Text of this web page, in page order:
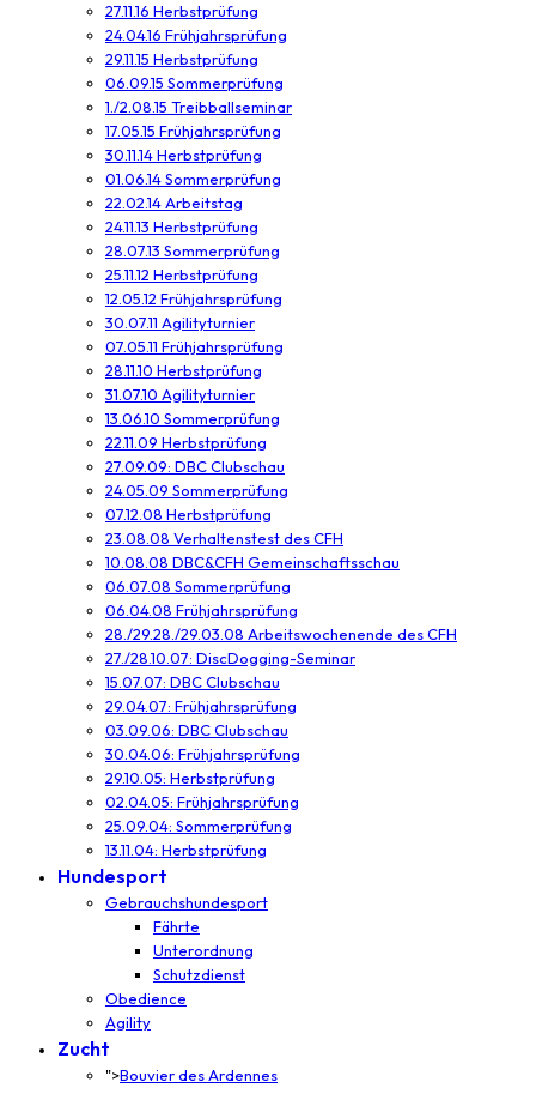
27.11.16 Herbstprüfung
24.04.16 Frühjahrsprüfung
29.11.15 Herbstprüfung
06.09.15 Sommerprüfung
1./2.08.15 Treibballseminar
17.05.15 Frühjahrsprüfung
30.11.14 Herbstprüfung
01.06.14 Sommerprüfung
22.02.14 Arbeitstag
24.11.13 Herbstprüfung
28.07.13 Sommerprüfung
25.11.12 Herbstprüfung
12.05.12 Frühjahrsprüfung
30.07.11 Agilityturnier
07.05.11 Frühjahrsprüfung
28.11.10 Herbstprüfung
31.07.10 Agilityturnier
13.06.10 Sommerprüfung
22.11.09 Herbstprüfung
27.09.09: DBC Clubschau
24.05.09 Sommerprüfung
07.12.08 Herbstprüfung
23.08.08 Verhaltenstest des CFH
10.08.08 DBC&CFH Gemeinschaftsschau
06.07.08 Sommerprüfung
06.04.08 Frühjahrsprüfung
28./29.28./29.03.08 Arbeitswochenende des CFH
27./28.10.07: DiscDogging-Seminar
15.07.07: DBC Clubschau
29.04.07: Frühjahrsprüfung
03.09.06: DBC Clubschau
30.04.06: Frühjahrsprüfung
29.10.05: Herbstprüfung
02.04.05: Frühjahrsprüfung
25.09.04: Sommerprüfung
13.11.04: Herbstprüfung
Hundesport
Gebrauchshundesport
Fährte
Unterordnung
Schutzdienst
Obedience
Agility
Zucht
">Bouvier des Ardennes